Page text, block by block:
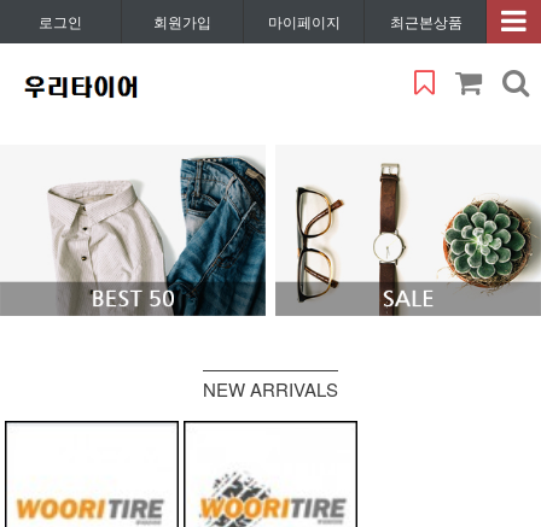
로그인 회원가입 마이페이지 최근본상품
NEW ARRIVALS